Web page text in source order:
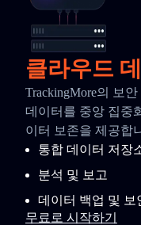
클라우드
TrackingMore의 보
데이터를 중앙 집중
이터 보존을 제공합
통합 데이터 저장
분석 및 보고
데이터 백업 및 보
무료로 시작하기